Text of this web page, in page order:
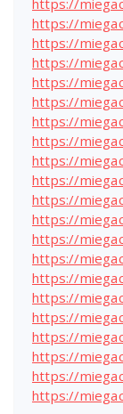
https://
https://
https://
https://
https://
https://
https://
https://
https://
https://
https://
https://
https://
https://
https://
https://
https://
https://
https://
https://
https://